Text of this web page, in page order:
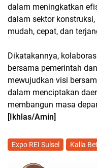
dalam meningkatkan
dalam sektor
mudah, cepat, dan
Dikatakannya,
bersama pemerintah
mewujudkan visi
dalam menciptakan
membangun masa
[Ikhlas/Amin]
Expo REI Sulsel Kalla